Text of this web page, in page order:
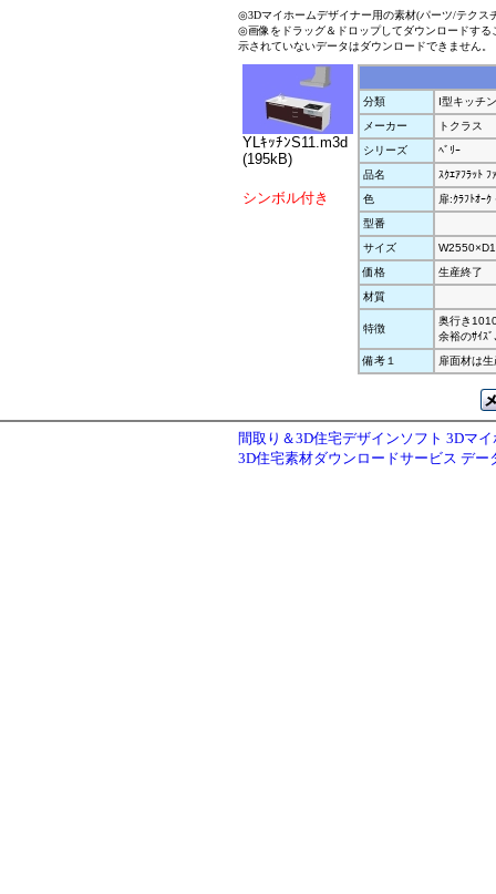
◎3Dマイホームデザイナー用の素材(パーツ/テクス
◎画像をドラッグ＆ドロップしてダウンロードす
示されていないデータはダウンロードできません。
YLｷｯﾁﾝS11.m3d
(195kB)
シンボル付き
分類
I型キッチン
メーカー
トクラス
シリーズ
ﾍﾞﾘｰ
品名
ｽｸｴｱﾌﾗｯﾄ ﾌ
色
扉:ｸﾗﾌﾄｵｰｸ
型番
サイズ
価格
生産終了
材質
特徴
奥行き
余裕のｻｲｽ
備考１
扉面材は
間取り＆3D住宅デザインソフト 3Dマ
3D住宅素材ダウンロードサービス デー